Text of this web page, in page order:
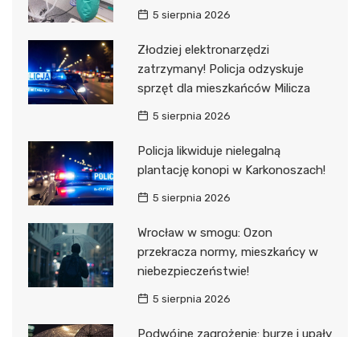
5 sierpnia 2026
Złodziej elektronarzędzi
zatrzymany! Policja odzyskuje
sprzęt dla mieszkańców Milicza
5 sierpnia 2026
Policja likwiduje nielegalną
plantację konopi w Karkonoszach!
5 sierpnia 2026
Wrocław w smogu: Ozon
przekracza normy, mieszkańcy w
niebezpieczeństwie!
5 sierpnia 2026
Podwójne zagrożenie: burze i upały